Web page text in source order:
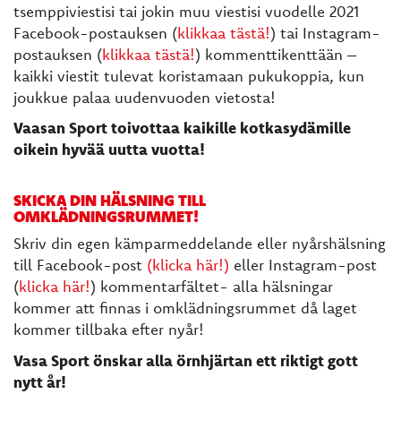
tsemppiviestisi tai jokin muu viestisi vuodelle 2021
Facebook-postauksen (klikkaa tästä!) tai Instagram-
postauksen (klikkaa tästä!) kommenttikenttään –
kaikki viestit tulevat koristamaan pukukoppia, kun
joukkue palaa uudenvuoden vietosta!
Vaasan Sport toivottaa kaikille kotkasydämille
oikein hyvää uutta vuotta!
SKICKA DIN HÄLSNING TILL
OMKLÄDNINGSRUMMET!
Skriv din egen kämparmeddelande eller nyårshälsning
till Facebook-post (klicka här!) eller Instagram-post
(klicka här!) kommentarfältet- alla hälsningar
kommer att finnas i omklädningsrummet då laget
kommer tillbaka efter nyår!
Vasa Sport önskar alla örnhjärtan ett riktigt gott
nytt år!